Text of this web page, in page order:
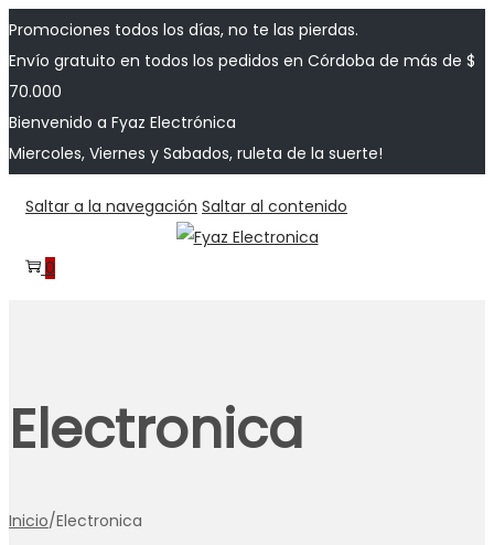
Promociones todos los días, no te las pierdas.
Envío gratuito en todos los pedidos en Córdoba de más de $
70.000
Bienvenido a Fyaz Electrónica
Miercoles, Viernes y Sabados, ruleta de la suerte!
Saltar a la navegación Saltar al contenido
0
Electronica
Inicio/Electronica